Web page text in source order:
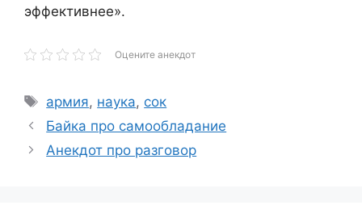
эффективнее».
Оцените анекдот
Метки
армия, наука, сок
Байка про самообладание
Анекдот про разговор